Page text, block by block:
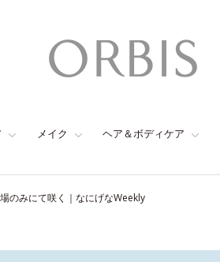
メイク ヘア＆ボディケア
のみにて咲く｜なにげなWeekly